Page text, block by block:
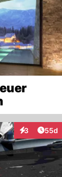
3
Interaktionen
55d